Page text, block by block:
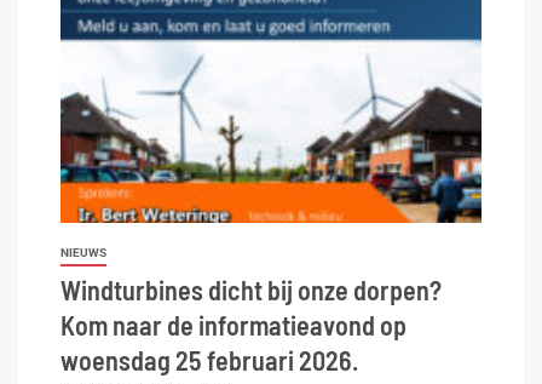
NIEUWS
Windturbines dicht bij onze dorpen?
Kom naar de informatieavond op
woensdag 25 februari 2026.